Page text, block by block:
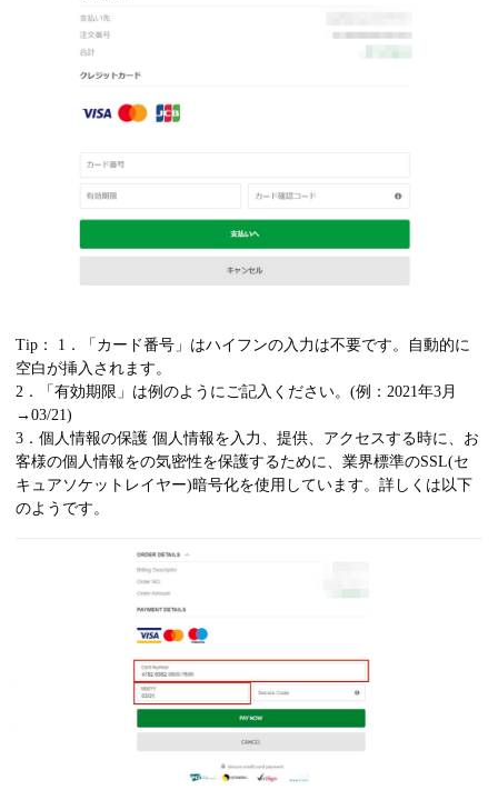
Tip： 1．「カード番号」はハイフンの入力は不要です。自動的に
空白が挿入されます。
2．「有効期限」は例のようにご記入ください。(例：2021年3月
→03/21)
3．個人情報の保護 個人情報を入力、提供、アクセスする時に、お
客様の個人情報をの気密性を保護するために、業界標準のSSL(セ
キュアソケットレイヤー)暗号化を使用しています。詳しくは以下
のようです。